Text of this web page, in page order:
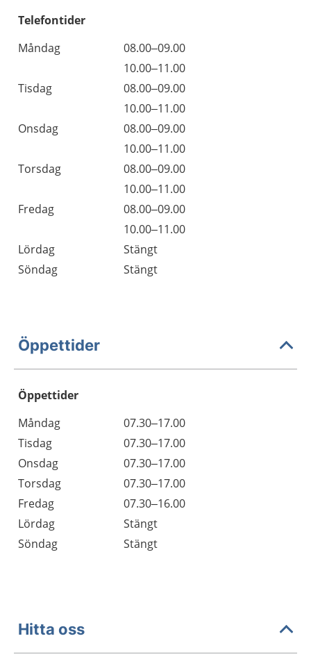
Telefontider
Måndag
08.00–09.00
10.00–11.00
Tisdag
08.00–09.00
10.00–11.00
Onsdag
08.00–09.00
10.00–11.00
Torsdag
08.00–09.00
10.00–11.00
Fredag
08.00–09.00
10.00–11.00
Lördag
Stängt
Söndag
Stängt
Öppettider
Öppettider
Dag
Öppettider
Kommentarer
Måndag
07.30–17.00
Tisdag
07.30–17.00
Onsdag
07.30–17.00
Torsdag
07.30–17.00
Fredag
07.30–16.00
Lördag
Stängt
Söndag
Stängt
Hitta oss